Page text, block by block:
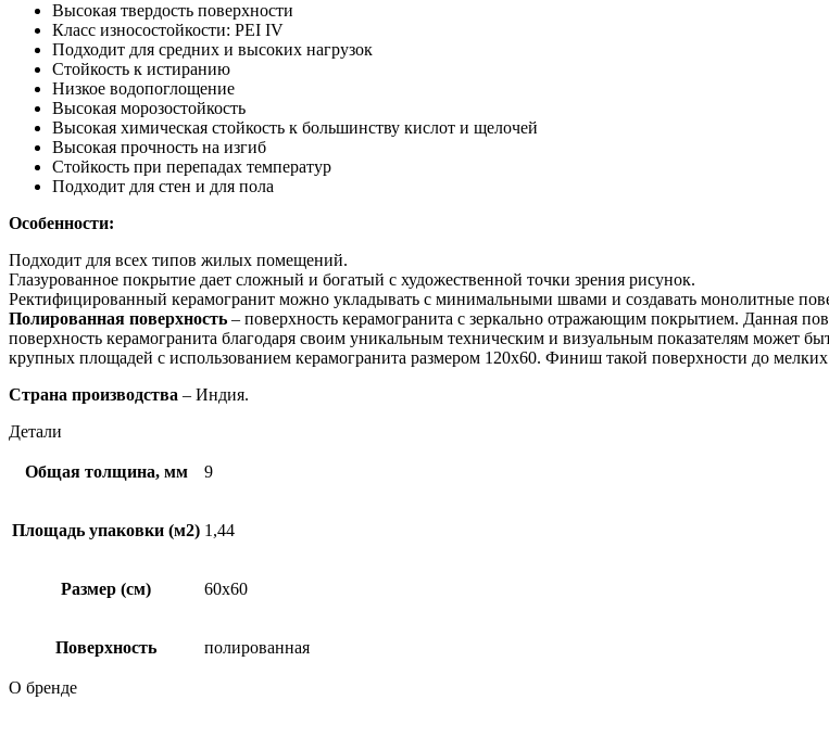
Высокая твердость поверхности
Класс износостойкости: PEI IV
Подходит для средних и высоких нагрузок
Стойкость к истиранию
Низкое водопоглощение
Высокая морозостойкость
Высокая химическая стойкость к большинству кислот и щелочей
Высокая прочность на изгиб
Стойкость при перепадах температур
Подходит для стен и для пола
Особенности:
Подходит для всех типов жилых помещений.
Глазурованное покрытие дает сложный и богатый с художественной точки зрения рисунок.
Ректифицированный керамогранит можно укладывать с минимальными швами и создавать монолитные
Полированная поверхность – поверхность керамогранита с зеркально отражающим покрытием. Данная
поверхность керамогранита благодаря своим уникальным техническим и визуальным показателям может
крупных площадей с использованием керамогранита размером 120х60. Финиш такой поверхности до
Страна производства – Индия.
Детали
Общая толщина, мм 9
Площадь упаковки (м2) 1,44
Размер (см) 60х60
Поверхность полированная
О бренде